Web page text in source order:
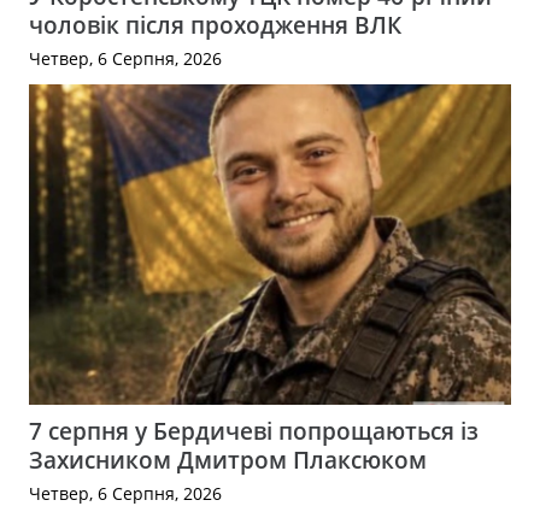
чоловік після проходження ВЛК
Четвер, 6 Серпня, 2026
7 серпня у Бердичеві попрощаються із
Захисником Дмитром Плаксюком
Четвер, 6 Серпня, 2026